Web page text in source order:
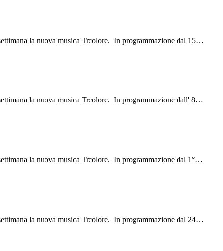
la nuova musica Trcolore. In programmazione dal 15…
la nuova musica Trcolore. In programmazione dall' 8…
la nuova musica Trcolore. In programmazione dal 1°…
la nuova musica Trcolore. In programmazione dal 24…